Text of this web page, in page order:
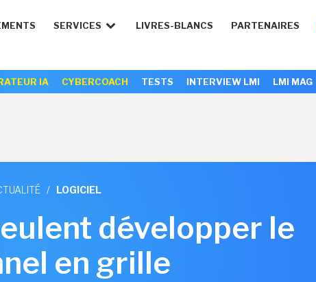
SERVICES LIVRES-BLANCS PARTENAIRES
IA CYBERCOACH TESTS INTERVIEW LMI LMI MAG
/ LOGICIEL
développer le
en grille